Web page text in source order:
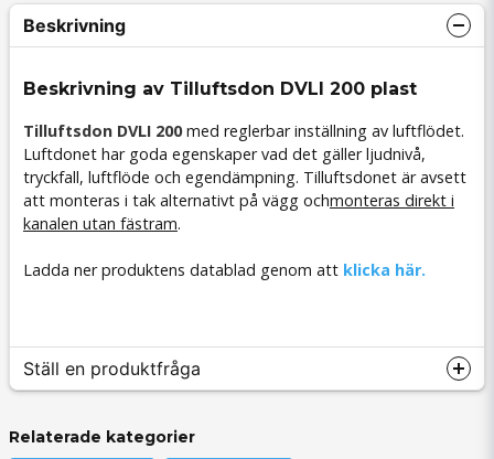
Beskrivning
Beskrivning av Tilluftsdon DVLI 200 plast
Tilluftsdon DVLI 200med reglerbar inställning av luftflödet.
Luftdonet har goda egenskaper vad det gäller ljudnivå,
tryckfall, luftflöde och egendämpning. Tilluftsdonet är avsett
att monteras i tak alternativt på vägg ochmonteras direkt i
kanalen utan fästram.
Ladda ner produktens datablad genom att klicka här.
Ställ en produktfråga
Relaterade kategorier